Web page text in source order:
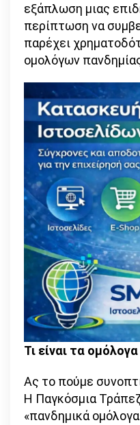
εξάπλωση μιας
περίπτωση να
παρέχει
ομολόγων
Τι είναι τα
Ας το πούμε
Η Παγκόσμια
«πανδημικά